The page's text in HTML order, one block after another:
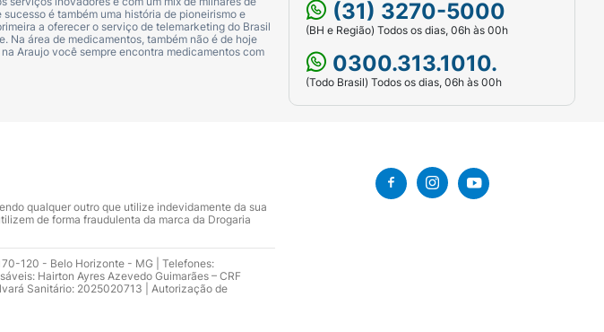
é também uma história de pioneirismo e
a oferecer o serviço de telemarketing do Brasil
Na área de medicamentos, também não é de hoje
Araujo você sempre encontra medicamentos com
(31) 3270-5000
(BH e Região) Todos os dias, 06h às 00h
0300.313.1010.
(Todo Brasil) Todos os dias, 06h às 00h
qualquer outro que utilize indevidamente da sua
de forma fraudulenta da marca da Drogaria
120 - Belo Horizonte - MG | Telefones:
Hairton Ayres Azevedo Guimarães – CRF
Sanitário: 2025020713 | Autorização de